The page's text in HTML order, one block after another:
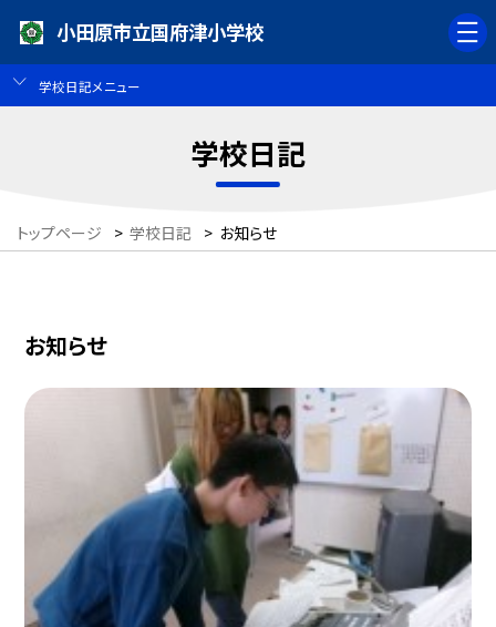
小田原市立国府津小学校
学校日記メニュー
学校日記
トップページ > 学校日記 > お知らせ
お知らせ